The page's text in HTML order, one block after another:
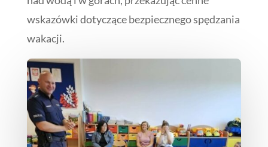
wskazówki dotyczące bezpiecznego spędzania
wakacji.